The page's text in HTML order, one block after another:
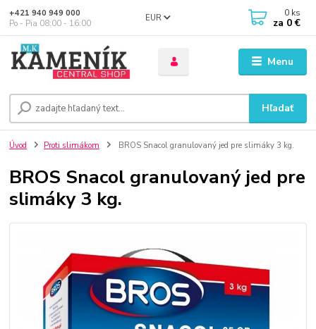
Menu
EUR
Hľadať
+421 940 949 000
Po - Pia 08:00 - 16:00
0 ks
za 0 €
Úvod Proti slimákom BROS Snacol granulovaný jed pre slimáky 3 kg.
BROS Snacol granulovaný jed pre
slimáky 3 kg.